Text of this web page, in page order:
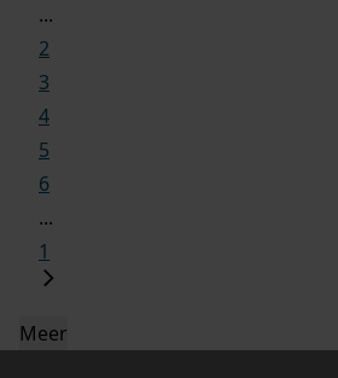
...
2
3
4
5
6
...
1
Meer